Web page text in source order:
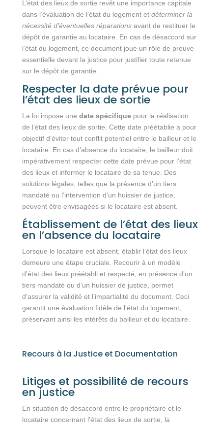
L’état des lieux de sortie revêt une importance capitale
dans l’évaluation de l’état du logement et déterminer la
nécessité d’éventuelles réparationsavant de restituer le
dépôt de garantie au locataire. En cas de désaccord sur
l’état du logement, ce document joue un rôle de preuve
essentielle devant la justice pour justifier toute retenue
sur le dépôt de garantie.
Respecter la date prévue pour
l’état des lieux de sortie
La loi impose une date spécifique pour la réalisation
de l’état des lieux de sortie. Cette date préétablie a pour
objectif d’éviter tout conflit potentiel entre le bailleur et le
locataire. En cas d’absence du locataire, le bailleur doit
impérativement respecter cette date prévue pour l’état
des lieux et informer le locataire de sa tenue. Des
solutions légales, telles que la présence d’un tiers
mandaté ou l’intervention d’un huissier de justice,
peuvent être envisagées si le locataire est absent.
Établissement de l’état des lieux
en l’absence du locataire
Lorsque le locataire est absent, établir l’état des lieux
demeure une étape cruciale. Recourir à un modèle
d’état des lieux préétabli et respecté, en présence d’un
tiers mandaté ou d’un huissier de justice, permet
d’assurer la validité et l’impartialité du document. Ceci
garantit une évaluation fidèle de l’état du logement,
préservant ainsi les intérêts du bailleur et du locataire.
Recours à la Justice et Documentation
Litiges et possibilité de recours
en justice
En situation de désaccord entre le propriétaire et le
locataire concernant l’état des lieux de sortie, la